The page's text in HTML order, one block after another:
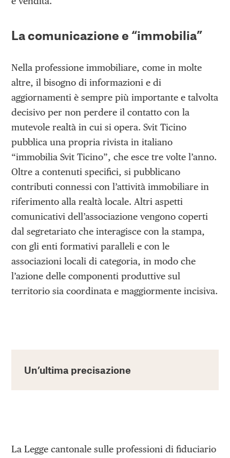
La comunicazione e “immobilia”
Nella professione immobiliare, come in molte
altre, il bisogno di informazioni e di
aggiornamenti è sempre più importante e talvolta
decisivo per non perdere il contatto con la
mutevole realtà in cui si opera. Svit Ticino
pubblica una propria rivista in italiano
“immobilia Svit Ticino”, che esce tre volte l’anno.
Oltre a contenuti specifici, si pubblicano
contributi connessi con l’attività immobiliare in
riferimento alla realtà locale. Altri aspetti
comunicativi dell’associazione vengono coperti
dal segretariato che interagisce con la stampa,
con gli enti formativi paralleli e con le
associazioni locali di categoria, in modo che
l’azione delle componenti produttive sul
territorio sia coordinata e maggiormente incisiva.
Un’ultima precisazione
La Legge cantonale sulle professioni di fiduciario